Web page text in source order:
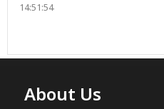
14:51:54
About Us